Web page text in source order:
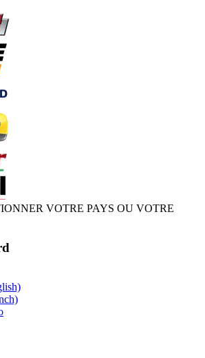
VOTRE PAYS OU VOTRE